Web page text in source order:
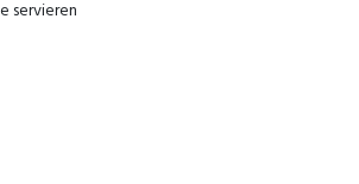
servieren